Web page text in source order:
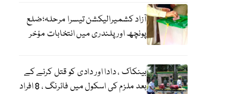
آزاد کشمیرالیکشن تیسرا مرحلہ؛ضلع
پونچھ اور پلندری میں انتخابات مؤخر
بینکاک ، دادا اور دادی کو قتل کرنے کے
بعد ملزم کی اسکول میں فائرنگ ، 8 افراد